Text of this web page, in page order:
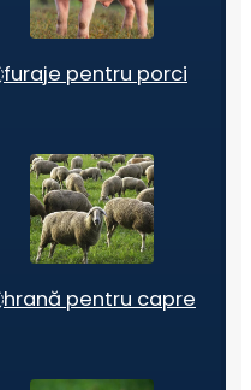
furaje pentru porci
hrană pentru capre